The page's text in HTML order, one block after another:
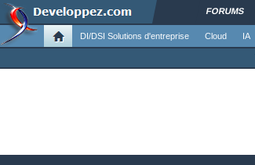
FORUMS
DI/DSI Solutions d'entreprise Cloud IA